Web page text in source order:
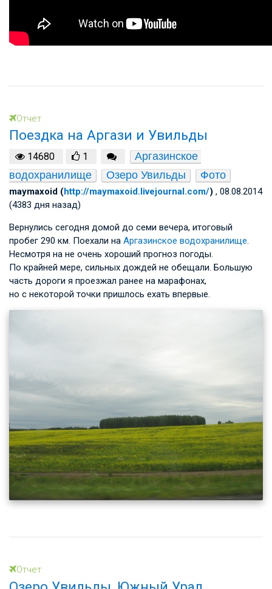
Отчет
Поездка на Аргази и Увильды
14680 1
Аргазинское
водохранилище
Озеро Увильды Фото
maymaxoid (http://maymaxoid.livejournal.com/) , 08.08.2014
(4383 дня назад)
Вернулись сегодня домой до семи вечера, итоговый
пробег 290 км. Поехали на Аргазинское водохранилище
Несмотря на не очень хороший прогноз погоды.
По крайней мере, сильных дождей не обещали. Большую
часть дороги я проезжал ранее на марафонах,
но с некоторой точки пришлось ехать впервые.
Отчет